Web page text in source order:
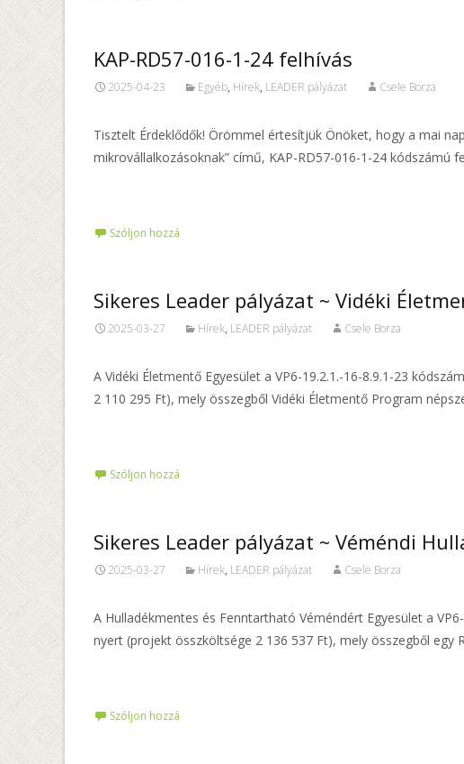
KAP-RD57-016-1-24 felhívás
2025-04-23 Egyéb, Hírek, LEADER pályázat Csele Borza
Tisztelt Érdeklődők! Örömmel értesítjük Önöket, hogy a mai
mikrovállalkozásoknak” című, KAP-RD57-016-1-24 kódszámú
Szóljon hozzá
Sikeres Leader pályázat ~ Vidéki
2025-03-27 Hírek, LEADER pályázat Csele Borza
A Vidéki Életmentő Egyesület a VP6-19.2.1.-16-8.9.1-23
2 110 295 Ft), mely összegből Vidéki Életmentő Program
Szóljon hozzá
Sikeres Leader pályázat ~ Véméndi
2025-03-27 Hírek, LEADER pályázat Csele Borza
A Hulladékmentes és Fenntartható Véméndért Egyesület a
nyert (projekt összköltsége 2 136 537 Ft), mely összegből egy
Szóljon hozzá